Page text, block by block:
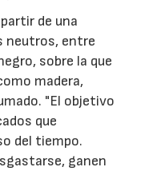
de una
neutros, entre
sobre la que
madera,
"El objetivo
que
del tiempo.
ganen